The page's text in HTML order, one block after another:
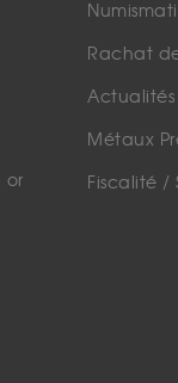
or
Rachat
Métaux
Fiscalité /